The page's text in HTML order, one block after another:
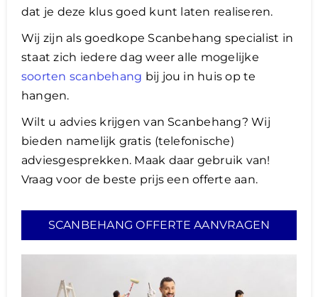
dat je deze klus goed kunt laten realiseren.
​Wij zijn als goedkope Scanbehang specialist in
staat zich iedere dag weer alle mogelijke
soorten scanbehang bij jou in huis op te
hangen.
Wilt u advies krijgen van Scanbehang? Wij
bieden namelijk gratis (telefonische)
adviesgesprekken. Maak daar gebruik van!
Vraag voor de beste prijs een offerte aan.
SCANBEHANG OFFERTE AANVRAGEN